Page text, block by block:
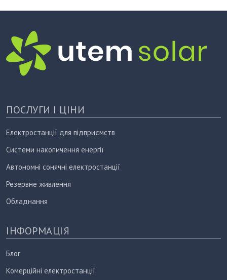
ПОСЛУГИ І ЦІНИ
Електростанції для підприємств
Системи накопичення енергії
Автономні сонячні електростанції
Резервне живлення
Обладнання
ІНФОРМАЦІЯ
Блог
Комерційні електростанції